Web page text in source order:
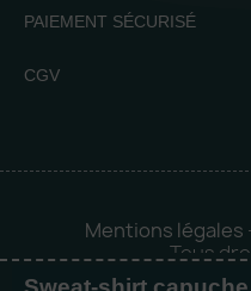
PAIEMENT SÉCURISÉ
CGV
Mentions légales
Tous